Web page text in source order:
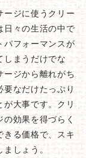
ージに使うクリー
日々の生活の中で
パフォーマンスが
しまうだけでな
ージから離れがち
なだけたっぷり
大事です。クリ
効果を得づらく
きる価格で、スキ
しょう。